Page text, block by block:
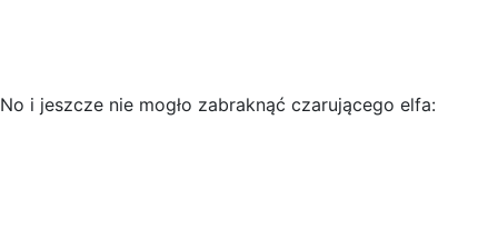
No i jeszcze nie mogło zabraknąć czarującego elfa: